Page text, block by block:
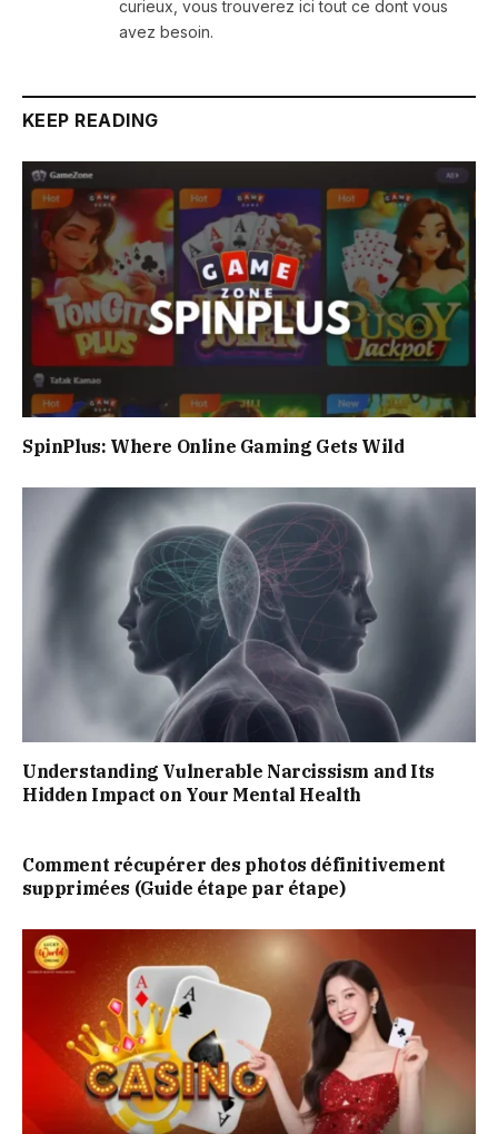
curieux, vous trouverez ici tout ce dont vous
avez besoin.
KEEP READING
SpinPlus: Where Online Gaming Gets Wild
Understanding Vulnerable Narcissism and Its
Hidden Impact on Your Mental Health
Comment récupérer des photos définitivement
supprimées (Guide étape par étape)